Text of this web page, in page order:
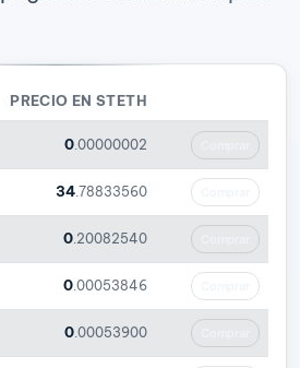
PRECIO EN STETH
0 .00000002
34 .78833560
0 .20082540
0 .00053846
0 .00053900